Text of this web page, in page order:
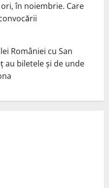
ori, în noiembrie. Care
României cu San
au biletele și de unde